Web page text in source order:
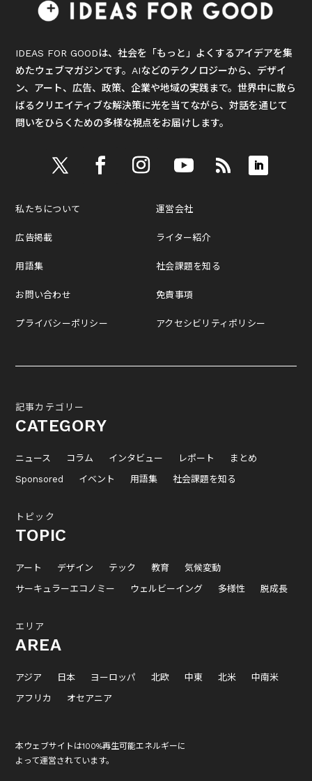
IDEAS FOR GOODは、社会を「もっと」よくするアイデアを集
めたウェブマガジンです。AIなどのテクノロジーから、デザイ
ン、アート、広告、政策、企業や地域の実践まで。世界中に散ら
ばるクリエイティブな解決策に光を当てながら、対話を通じて
問いをひらくための多様な視点をお届けします。
私たちについて
広告掲載
用語集
お問い合わせ
プライバシーポリシー
運営会社
ライター紹介
社会課題を知る
免責事項
アクセシビリティポリシー
記事カテゴリー
CATEGORY
ニュース コラム インタビュー レポート
まとめ
Sponsored
イベント 用語集 社会課題を知る
トピック
TOPIC
アート デザイン テック 教育
気候変動
サーキュラーエコノミー
ウェルビーイング 多様性 脱成長
エリア
AREA
アジア 日本 ヨーロッパ 北欧 中東 北米
中南米
アフリカ
オセアニア
本ウェブサイトは100%再生可能エネルギーに
よって運営されています。